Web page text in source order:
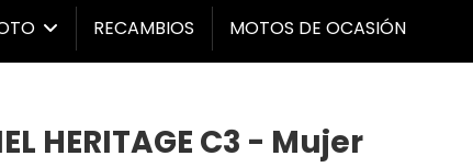
RECAMBIOS MOTOS DE OCASIÓN
HERITAGE C3 - Mujer